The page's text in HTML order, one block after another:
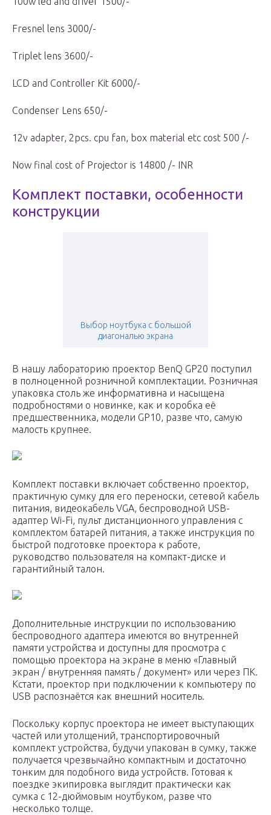
Fresnel lens 3000/-
Triplet lens 3600/-
LCD and Controller Kit 6000/-
Condenser Lens 650/-
12v adapter, 2pcs. cpu fan, box material etc cost 500 /-
Now final cost of Projector is 14800 /- INR
Комплект поставки, особенности
конструкции
Выбор ноутбука с большой
диагональю экрана
В нашу лабораторию проектор BenQ GP20 поступил
в полноценной розничной комплектации. Розничная
упаковка столь же информативна и насыщена
подробностями о новинке, как и коробка её
предшественника, модели GP10, разве что, самую
малость крупнее.
Комплект поставки включает собственно проектор,
практичную сумку для его переноски, сетевой кабель
питания, видеокабель VGA, беспроводной USB-
адаптер Wi-Fi, пульт дистанционного управления с
комплектом батарей питания, а также инструкция по
быстрой подготовке проектора к работе,
руководство пользователя на компакт-диске и
гарантийный талон.
Дополнительные инструкции по использованию
беспроводного адаптера имеются во внутренней
памяти устройства и доступны для просмотра с
помощью проектора на экране в меню «Главный
экран / внутренняя память / документ» или через ПК.
Кстати, проектор при подключении к компьютеру по
USB распознаётся как внешний носитель.
Поскольку корпус проектора не имеет выступающих
частей или утолщений, транспортировочный
комплект устройства, будучи упакован в сумку, также
получается чрезвычайно компактным и достаточно
тонким для подобного вида устройств. Готовая к
поездке экипировка выглядит практически как
сумка с 12-дюймовым ноутбуком, разве что
несколько толще.